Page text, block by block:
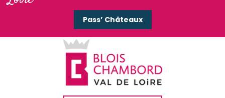
Nuit des Étoiles 2026
Les Jeudis et Vendredis du Grand Chaume
STAND UP par BENJ'O
Rencontre avec Julie Matlosz
Concert : Mathis Poulin
Concert « Râvi »
Pass’ Châteaux